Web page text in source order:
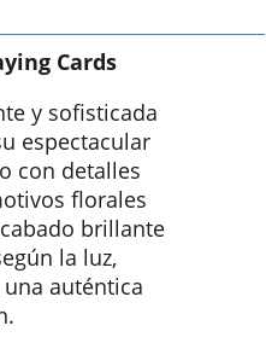
Cards
y sofisticada
espectacular
con detalles
florales
brillante
la luz,
auténtica